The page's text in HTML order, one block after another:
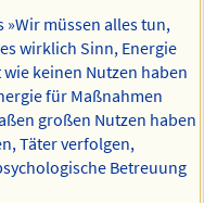
müssen alles tun,
wirklich Sinn, Energie
keinen Nutzen haben
für Maßnahmen
großen Nutzen haben
Täter verfolgen,
Betreuung